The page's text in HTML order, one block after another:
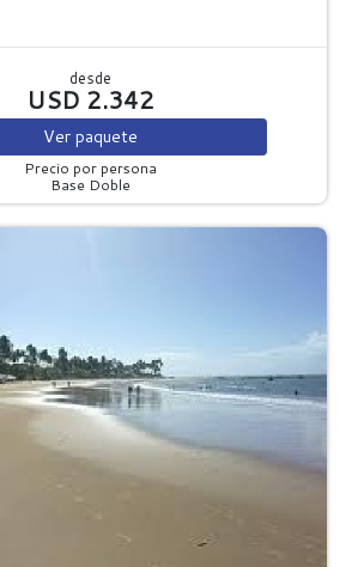
desde
USD 2.342
Ver paquete
Precio por persona
Base Doble